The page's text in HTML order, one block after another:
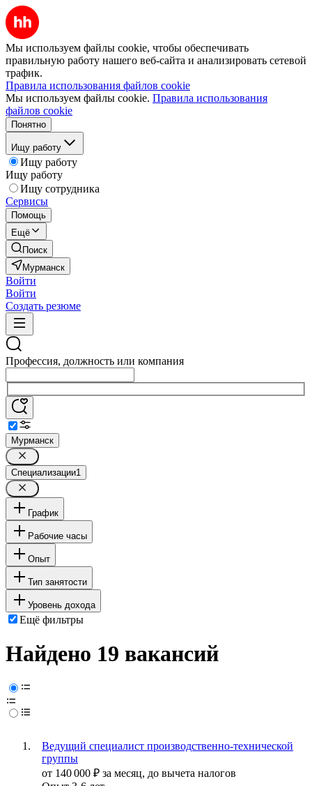
Мы используем файлы cookie, чтобы обеспечивать
правильную работу нашего веб-сайта и анализировать сетевой
трафик.
Правила использования файлов cookie
Мы используем файлы cookie. Правила использования
файлов cookie
Понятно
Ищу работу
Ищу работу
Ищу работу
Ищу сотрудника
Сервисы
Помощь
Ещё
Поиск
Мурманск
Войти
Войти
Создать резюме
Профессия, должность или компания
Мурманск
Специализации1
График
Рабочие часы
Опыт
Тип занятости
Уровень дохода
Ещё фильтры
Найдено 19 вакансий
Ведущий специалист производственно-технической
группы
от 140 000 ₽ за месяц, до вычета налогов